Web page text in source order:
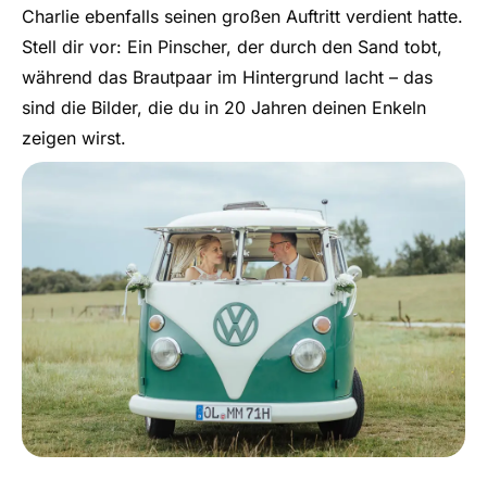
Charlie ebenfalls seinen großen Auftritt verdient hatte.
Stell dir vor: Ein Pinscher, der durch den Sand tobt,
während das Brautpaar im Hintergrund lacht – das
sind die Bilder, die du in 20 Jahren deinen Enkeln
zeigen wirst.